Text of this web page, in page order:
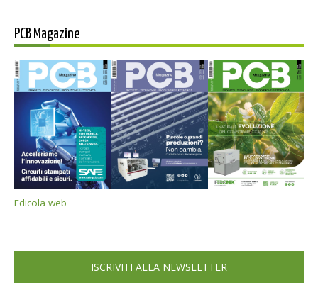
PCB Magazine
Edicola web
ISCRIVITI ALLA NEWSLETTER